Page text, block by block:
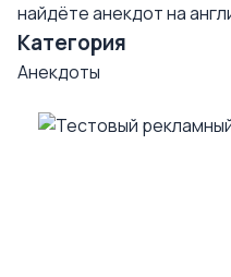
найдёте анекдот на
Категория
Анекдоты